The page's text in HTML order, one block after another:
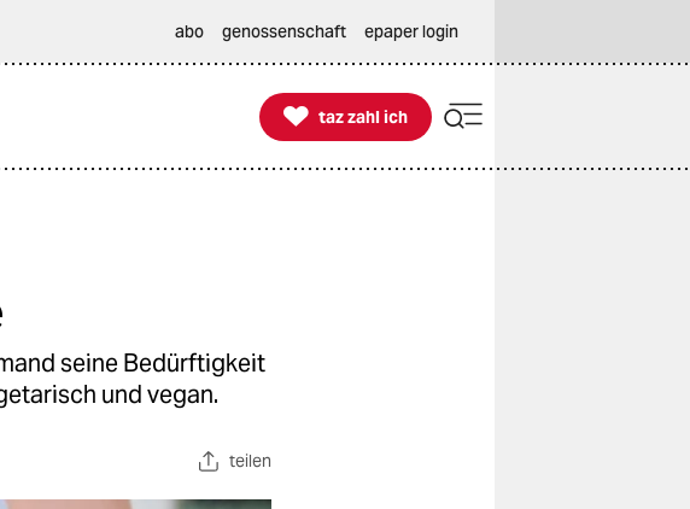
abo genossenschaft epaper login

taz zahl ich
taz zahl ich
seine Bedürftigkeit
und vegan.
teilen